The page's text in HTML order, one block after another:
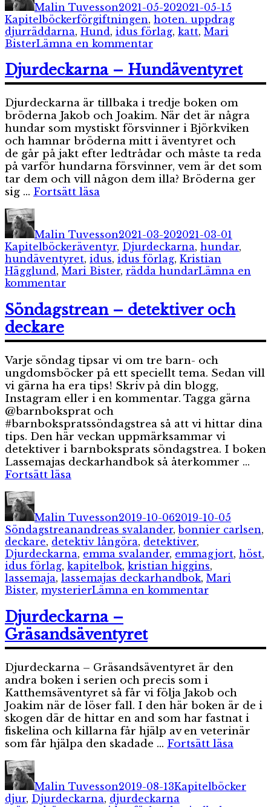
Malin Tuvesson2021-05-202021-05-15
KapitelböckerEtiketter
förgiftningen, hoten. uppdrag
djurräddarna, Hund, idus förlag, katt, Mari
BisterLämna en kommentartill
djurräddning
Djurdeckarna – Hundäventyret
Djurdeckarna är tillbaka i tredje boken om
bröderna Jakob och Joakim. När det är några
hundar som mystiskt försvinner i Björkviken
och hamnar bröderna mitt i äventyret och
de går på jakt efter ledtrådar och måste ta reda
på varför hundarna försvinner, vem är det som
tar dem och vill någon dem illa? Bröderna ger
sig … Fortsätt läsa”Djurdeckarna
Författare
Malin Tuvesson2021-03-202021-03-01
KapitelböckerEtiketter
äventyr, Djurdeckarna, hundar,
hundäventyret, idus, idus förlag, Kristian
Hägglund, Mari Bister, rädda hundarLämna en
kommentartill
–
Hundäventyret
Söndagstrean – detektiver och
deckare
Varje söndag tipsar vi om tre barn- och
ungdomsböcker på ett speciellt tema. Sedan vill
vi gärna ha era tips! Skriv på din blogg,
Instagram eller i en kommentar. Tagga gärna
@barnboksprat och
#barnbokspratssöndagstrea så att vi hittar dina
tips. Den här veckan uppmärksammar vi
detektiver i barnboksprats söndagstrea. I boken
Lassemajas deckarhandbok så återkommer …
Fortsätt läsa
och
deckare”
Författare
Malin Tuvesson2019-10-062019-10-05
SöndagstreanEtiketter
andreas svalander,bonnier carlsen,
deckare, detektiv långöra, detektiver,
Djurdeckarna, emma svalander, emmagjort, höst,
idus förlag, kapitelbok, kristian higgins,
lassemaja, lassemajas deckarhandbok, Mari
Bister, mysterierLämna en kommentartill
deckare
Djurdeckarna –
Gräsandsäventyret
Djurdeckarna – Gräsandsäventyret är den
andra boken i serien och precis som i
Katthemsäventyret så får vi följa Jakob och
Joakim när de löser fall. I den här boken är de i
skogen där de hittar en and som har fastnat i
fiskelina och killarna får hjälp av en veterinär
som får hjälpa den skadade … Fortsätt läsa
Författare
Malin Tuvesson2019-08-13Kapitelböcker
djur, Djurdeckarna, djurdeckarna